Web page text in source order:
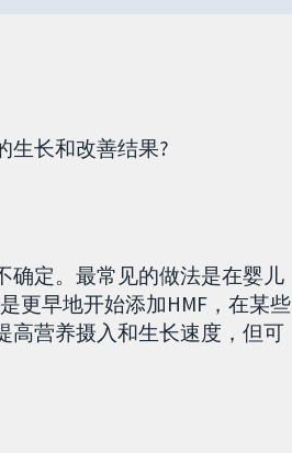
生长和改善结果?
确定。最常见的做法是在婴儿
更早地开始添加HMF，在某些
高营养摄入和生长速度，但可